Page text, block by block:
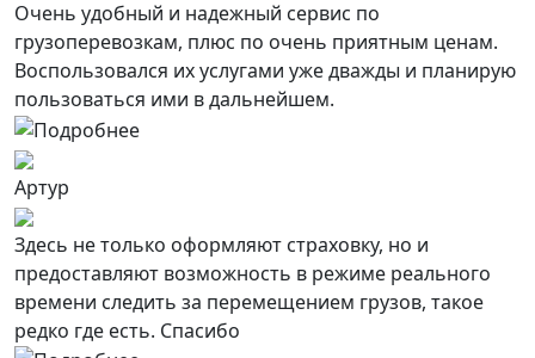
Очень удобный и надежный сервис по
грузоперевозкам, плюс по очень приятным ценам.
Воспользовался их услугами уже дважды и планирую
пользоваться ими в дальнейшем.
Артур
Здесь не только оформляют страховку, но и
предоставляют возможность в режиме реального
времени следить за перемещением грузов, такое
редко где есть. Спасибо